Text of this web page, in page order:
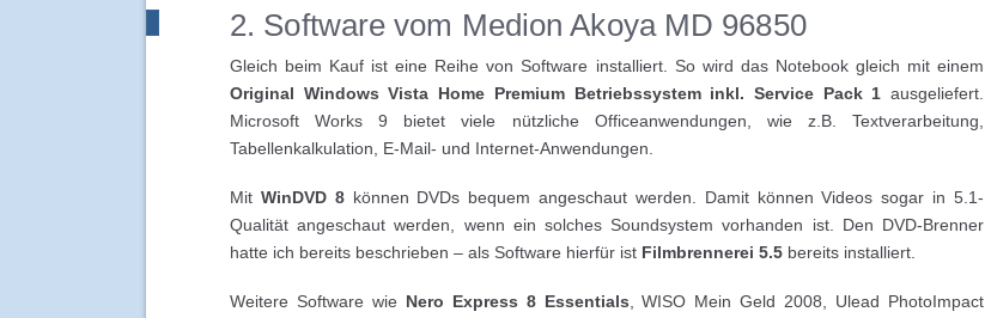
2. Software vom Medion Akoya MD 96850
Gleich beim Kauf ist eine Reihe von Software installiert. So wird das Notebook gleich mit einem
Original Windows Vista Home Premium Betriebssystem inkl. Service Pack 1 ausgeliefert.
Microsoft Works 9 bietet viele nützliche Officeanwendungen, wie z.B. Textverarbeitung,
Tabellenkalkulation, E-Mail- und Internet-Anwendungen.
Mit WinDVD 8können DVDs bequem angeschaut werden. Damit können Videos sogar in 5.1-
Qualität angeschaut werden, wenn ein solches Soundsystem vorhanden ist. Den DVD-Brenner
hatte ich bereits beschrieben – als Software hierfür ist Filmbrennerei 5.5 bereits installiert.
Weitere Software wie Nero Express 8 Essentials , WISO Mein Geld 2008, Ulead PhotoImpact